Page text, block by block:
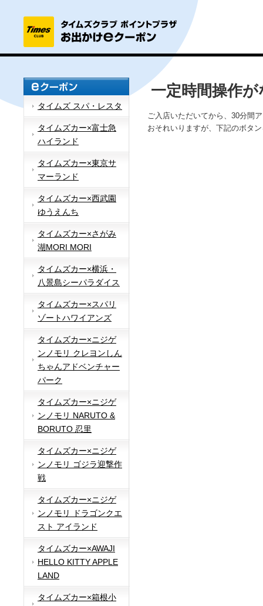
タイムズ スパ・レスタ
タイムズカー×富士急
ハイランド
タイムズカー×東京サ
マーランド
タイムズカー×西武園
ゆうえんち
タイムズカー×さがみ
湖MORI MORI
タイムズカー×横浜・
八景島シーパラダイス
タイムズカー×スパリ
ゾートハワイアンズ
タイムズカー×ニジゲ
ンノモリ クレヨンしん
ちゃんアドベンチャー
パーク
タイムズカー×ニジゲ
ンノモリ NARUTO &
BORUTO 忍里
タイムズカー×ニジゲ
ンノモリ ゴジラ迎撃作
戦
タイムズカー×ニジゲ
ンノモリ ドラゴンクエ
スト アイランド
タイムズカー×AWAJI
HELLO KITTY APPLE
LAND
タイムズカー×箱根小
一定時間操作
ご入店いただいてから、30分間
おそれいりますが、下記のボタ